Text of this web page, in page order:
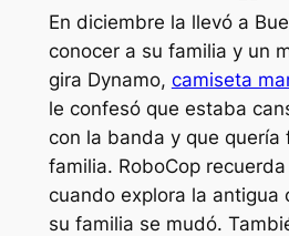
En diciembre la llevó a
conocer a su familia y un
gira Dynamo, camiseta
le confesó que estaba
con la banda y que quería
familia. RoboCop
cuando explora la antigua
su familia se mudó.